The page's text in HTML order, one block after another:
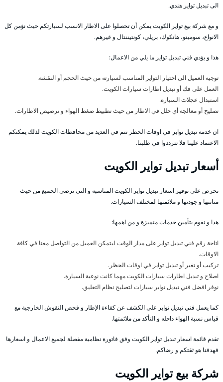
الى تبديل تواير هندي.
و مع شركة بيع تواير الكويت يمكن أن تحصلوا على الاطار الانسب لسيارتكم حيث نؤمن كل
الانواع، سوميتو، هانكوك، بريلي، كونتيننتال و غيرهم.
هذا و يؤدي فني تبديل تواير ما يلي من الاعمال:
توجيه العميل الى اختيار التواير المناسب لسيارته من حيث الحجم أو النقشة.
العمل على فك أو تبديل اطارات سيارات الكويت.
استبدال عجلات السيارة.
تصليح أو معالجة أي خلل في الاطار من حيث تظبيط ضغط الهواء و ترصيص الاطارات.
ان خدمة تبديل تواير في اوقات الحظر تتم في العديد من محافظات الكويت لذلك يمكنكم
الاعتماد علينا فلا تترددوا في طلبنا.
أسعار تبديل تواير الكويت
نحرص على توفير اسعار تبديل تواير الكويت المناسبة و التي ترضي الجميع من حيث
متانتها و جودتها و ملائمتها لمختلف السيارات.
هذا و نقوم بتأمين خدمات متميزة و من اهمها:
اتاحة رقم فني تبديل تواير على مدار الوقت ليتمكن العميل من التواصل معنا في كافة
الاوقات.
تركيب أو تغير أو تبديل تواير في اوقات الحظر.
اصلاح و تبديل اطارات سيارات الكويت مهما كانت نوعية السيارة.
نوفر افضل فني تبديل تواير سيارات لتصليح نظام التعليق.
كما يعمل فني تبديل تواير على الكشف عن كفاءة الإطار و فحص النقوش الخارجية مع
قياس نسبة الهواء داخله و التأكد من ملائمتها.
تقدم قائمة اسعار تبديل تواير الكويت وفق فاتورة نظامية مفصلة لجميع الاعمال و اسعارها
فهدفنا هو ثقتكم و رضاكم.
شركة بيع تواير الكويت